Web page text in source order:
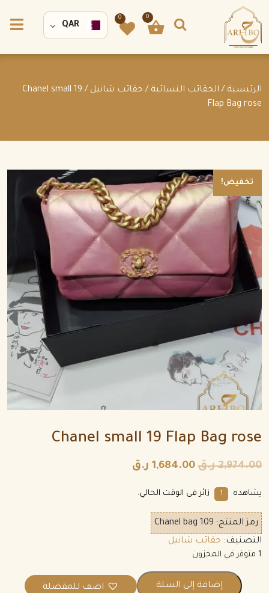
0
0
QAR
الرئيسية / الحقائب النسائية / حقائب شانيل
/ Chanel small 19
Flap Bag rose
تخفيض!
Chanel small 19 Flap Bag rose
2,974.00 ر.ق 1,684.00 ر.ق
يشاهده 1 زائر فى الوقت الحالي.
رمز المنتج: Chanel bag 109
التصنيف: حقائب شانيل
1 متوفر في المخزون
إضافة إلى السلة اضف للمفضلة